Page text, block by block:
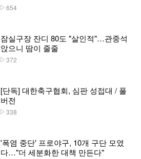
654
잠실구장 잔디 80도 "살인적"…관중석
앉으니 땀이 줄줄
372
[단독] 대한축구협회, 심판 성접대 / 풀
버전
338
'폭염 중단' 프로야구, 10개 구단 모였
다…"더 세분화한 대책 만든다"